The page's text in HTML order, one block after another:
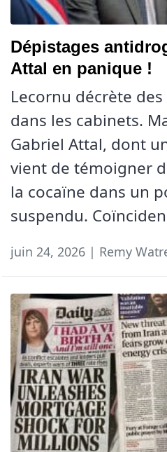
Dépistages
Attal en panique !
Lecornu décrète
dans les cabinets.
Gabriel Attal, dont
vient de témoigner
la cocaïne dans un
suspendu.
juin 24, 2026 | Remy